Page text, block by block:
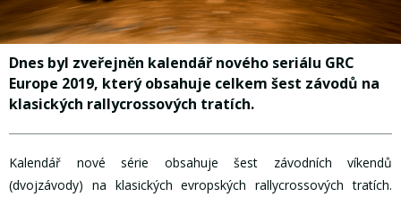
Dnes byl zveřejněn kalendář nového seriálu GRC
Europe 2019, který obsahuje celkem šest závodů na
klasických rallycrossových tratích.
Kalendář nové série obsahuje šest závodních víkendů
(dvojzávody) na klasických evropských rallycrossových tratích.